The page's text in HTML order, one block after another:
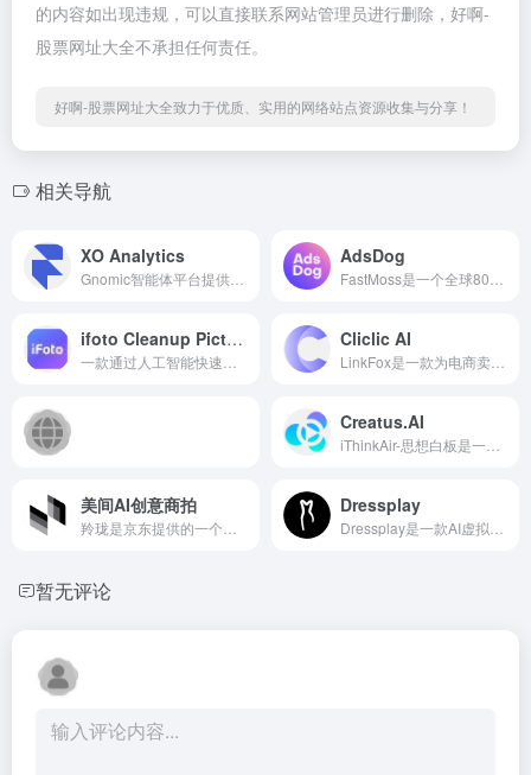
的内容如出现违规，可以直接联系网站管理员进行删除，好啊-
股票网址大全不承担任何责任。
好啊-股票网址大全致力于优质、实用的网络站点资源收集与分享！
相关导航
XO Analytics AdsDog
ifoto Cleanup Pictures Cliclic AI
Creatus.AI
美间AI创意商拍 Dressplay
暂无评论